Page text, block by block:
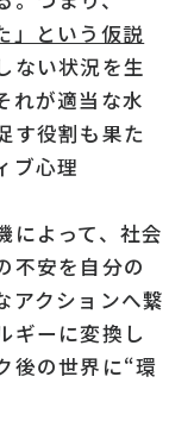
」という仮説
ない状況を生
れが適当な水
す役割も果た
ブ心理
によって、社会
不安を自分の
アクションへ繋
ギーに変換し
後の世界に“環